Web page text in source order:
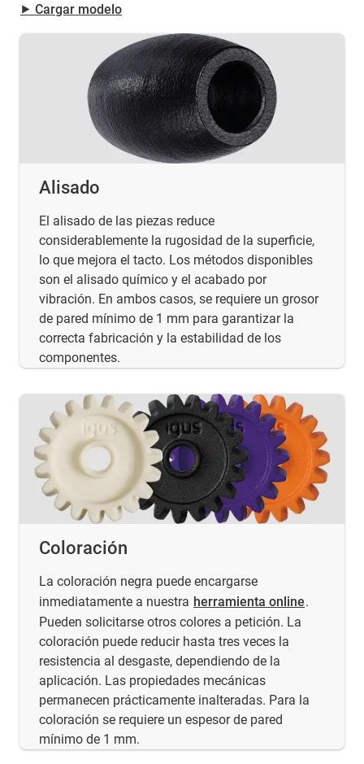
⯈ Cargar modelo
Alisado
El alisado de las piezas reduce
considerablemente la rugosidad de la superficie,
lo que mejora el tacto. Los métodos disponibles
son el alisado químico y el acabado por
vibración. En ambos casos, se requiere un grosor
de pared mínimo de 1 mm para garantizar la
correcta fabricación y la estabilidad de los
componentes.
Coloración
La coloración negra puede encargarse
inmediatamente a nuestra herramienta online.
Pueden solicitarse otros colores a petición. La
coloración puede reducir hasta tres veces la
resistencia al desgaste, dependiendo de la
aplicación. Las propiedades mecánicas
permanecen prácticamente inalteradas. Para la
coloración se requiere un espesor de pared
mínimo de 1 mm.